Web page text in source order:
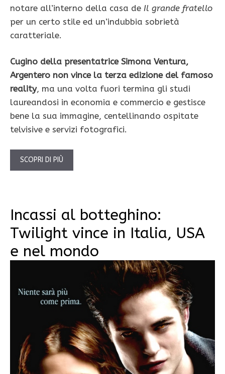
notare all’interno della casa de Il grande fratello
per un certo stile ed un’indubbia sobrietà
caratteriale.
Cugino della presentatrice Simona Ventura,
Argentero non vince la terza edizione del famoso
reality, ma una volta fuori termina gli studi
laureandosi in economia e commercio e gestisce
bene la sua immagine, centellinando ospitate
telvisive e servizi fotografici.
SCOPRI DI PIÙ
Incassi al botteghino:
Twilight vince in Italia, USA
e nel mondo